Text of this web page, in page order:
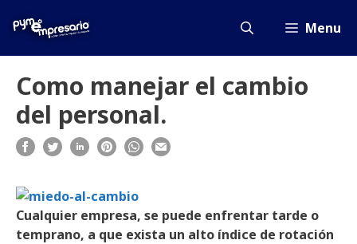
Menu
Como manejar el cambio
del personal.
Cualquier empresa, se puede enfrentar tarde o
temprano, a que exista un alto índice de rotación